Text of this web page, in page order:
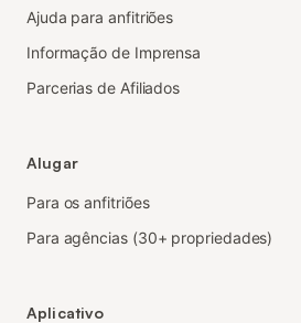
Ajuda para anfitriões
Informação de Imprensa
Parcerias de Afiliados
Alugar
Para os anfitriões
Para agências (30+ propriedades)
Aplicativo